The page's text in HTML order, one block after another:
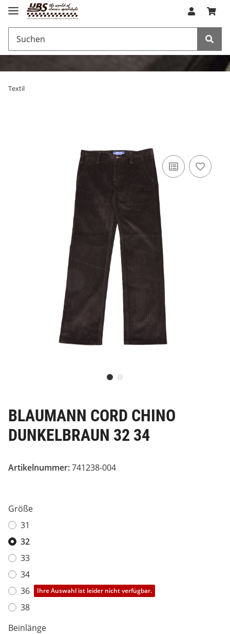
Textil
BLAUMANN CORD CHINO
DUNKELBRAUN 32 34
Artikelnummer:741238-004
Größe
31
32
33
34
36
Ihre Auswahl ist leider nicht verfügbar.
38
Beinlänge